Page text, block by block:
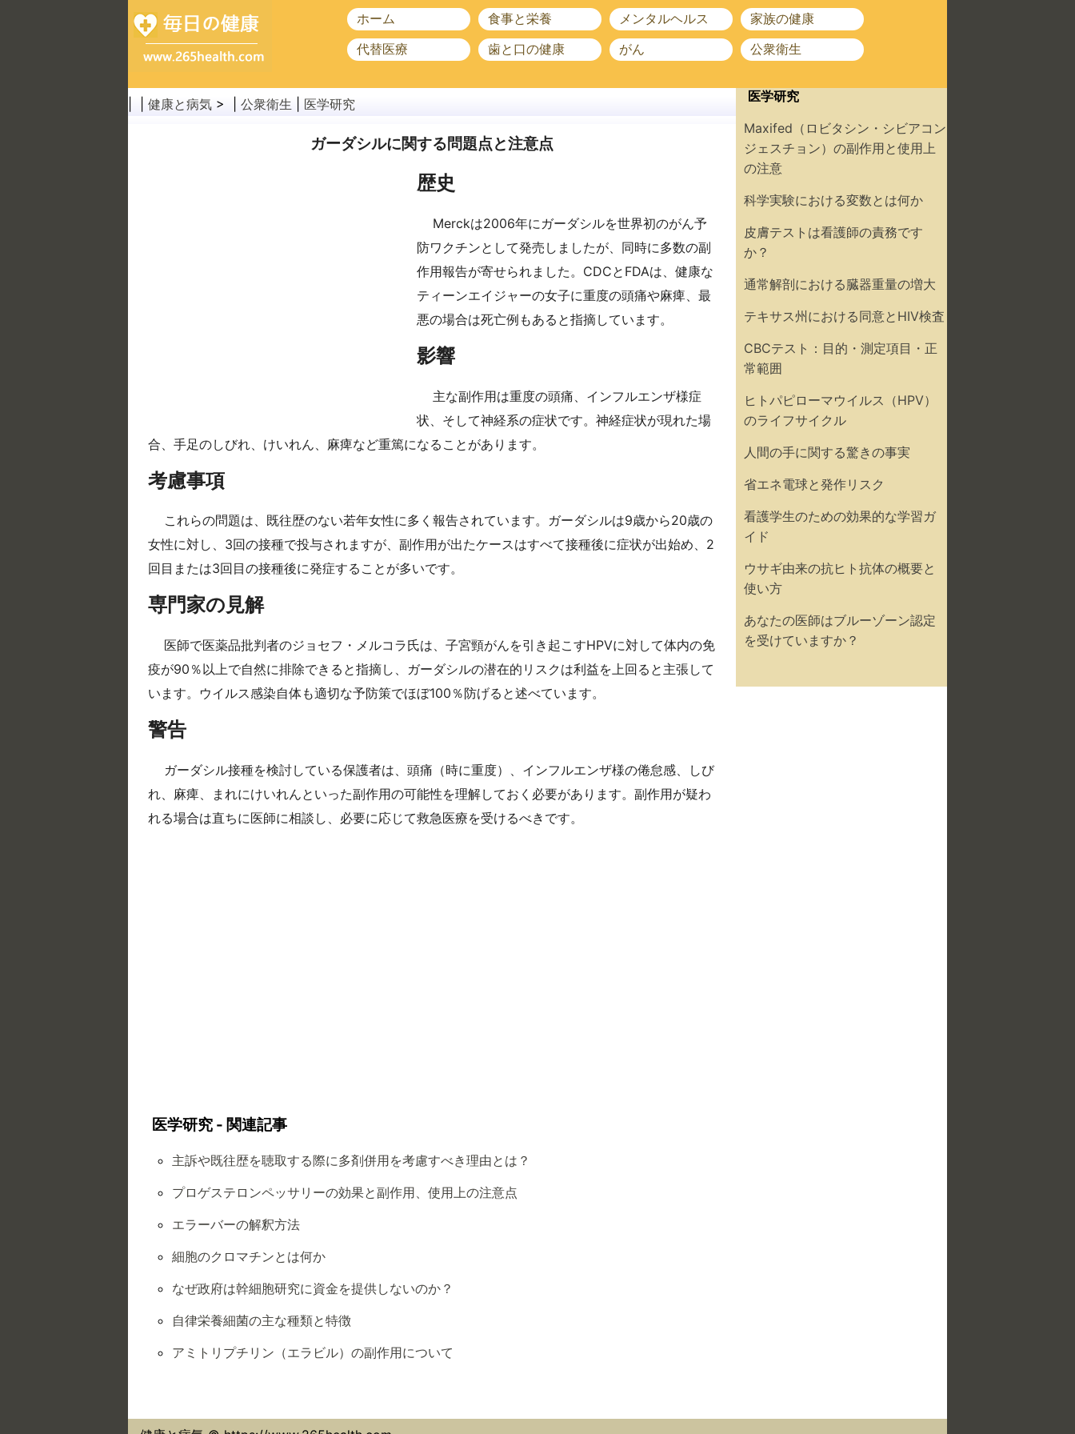
ホーム 食事と栄養 メンタルヘルス
家族の健康
代替医療
歯と口の健康 がん 公衆衛生
健康と病気 > | 公衆衛生 医学研究
ガーダシルに関する問題点と注意点
歴史
Merckは2006年にガーダシルを世界初のがん予
防ワクチンとして発売しましたが、同時に多数の副
作用報告が寄せられました。CDCとFDAは、健康な
ティーンエイジャーの女子に重度の頭痛や麻痺、最
悪の場合は死亡例もあると指摘しています。
影響
主な副作用は重度の頭痛、インフルエンザ様症
状、そして神経系の症状です。神経症状が現れた場
合、手足のしびれ、けいれん、麻痺など重篤になることがあります。
考慮事項
これらの問題は、既往歴のない若年女性に多く報告されています。ガーダシルは9歳から20歳の
女性に対し、3回の接種で投与されますが、副作用が出たケースはすべて接種後に症状が出始め、2
回目または3回目の接種後に発症することが多いです。
専門家の見解
医師で医薬品批判者のジョセフ・メルコラ氏は、子宮頸がんを引き起こすHPVに対して体内の免
疫が90％以上で自然に排除できると指摘し、ガーダシルの潜在的リスクは利益を上回ると主張して
います。ウイルス感染自体も適切な予防策でほぼ100％防げると述べています。
警告
ガーダシル接種を検討している保護者は、頭痛（時に重度）、インフルエンザ様の倦怠感、しび
れ、麻痺、まれにけいれんといった副作用の可能性を理解しておく必要があります。副作用が疑わ
れる場合は直ちに医師に相談し、必要に応じて救急医療を受けるべきです。
医学研究 - 関連記事
主訴や既往歴を聴取する際に多剤併用を考慮すべき理由とは？
プロゲステロンペッサリーの効果と副作用、使用上の注意点
エラーバーの解釈方法
細胞のクロマチンとは何か
なぜ政府は幹細胞研究に資金を提供しないのか？
自律栄養細菌の主な種類と特徴
アミトリプチリン（エラビル）の副作用について
医学研究
Maxifed（ロビタシン・シビアコン
ジェスチョン）の副作用と使用上
の注意
科学実験における変数とは何か
皮膚テストは看護師の責務です
か？
通常解剖における臓器重量の増大
テキサス州における同意とHIV検査
CBCテスト：目的・測定項目・正
常範囲
ヒトパピローマウイルス（HPV）
のライフサイクル
人間の手に関する驚きの事実
省エネ電球と発作リスク
看護学生のための効果的な学習ガ
イド
ウサギ由来の抗ヒト抗体の概要と
使い方
あなたの医師はブルーゾーン認定
を受けていますか？